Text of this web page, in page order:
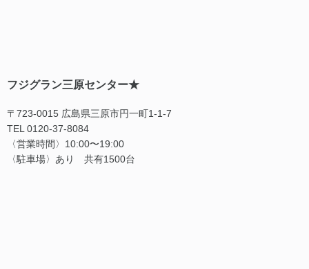
フジグラン三原センター★
〒723-0015 広島県三原市円一町1-1-7
TEL 0120-37-8084
〈営業時間〉10:00〜19:00
〈駐車場〉あり 共有1500台